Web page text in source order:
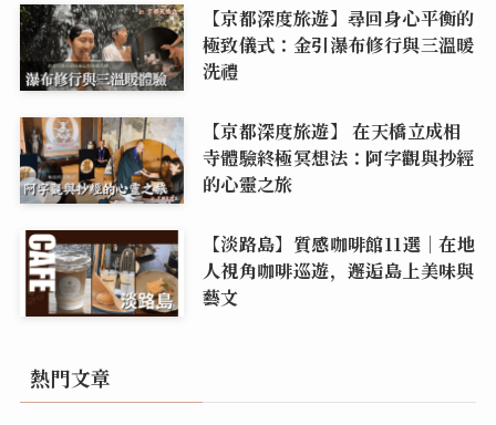
【京都深度旅遊】尋回身心平衡的
極致儀式：金引瀑布修行與三溫暖
洗禮
【京都深度旅遊】 在天橋立成相
寺體驗終極冥想法：阿字觀與抄經
的心靈之旅
【淡路島】質感咖啡館11選｜在地
人視角咖啡巡遊，邂逅島上美味與
藝文
熱門文章